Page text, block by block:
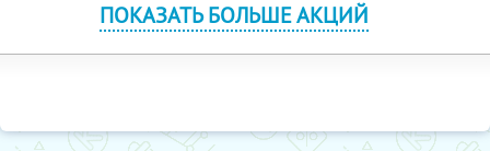
ПОКАЗАТЬ БОЛЬШЕ АКЦИЙ